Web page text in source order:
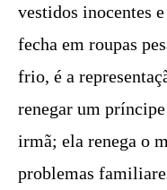
vestidos inocentes
fecha em roupas
frio, é a
renegar um
irmã; ela renega o
problemas